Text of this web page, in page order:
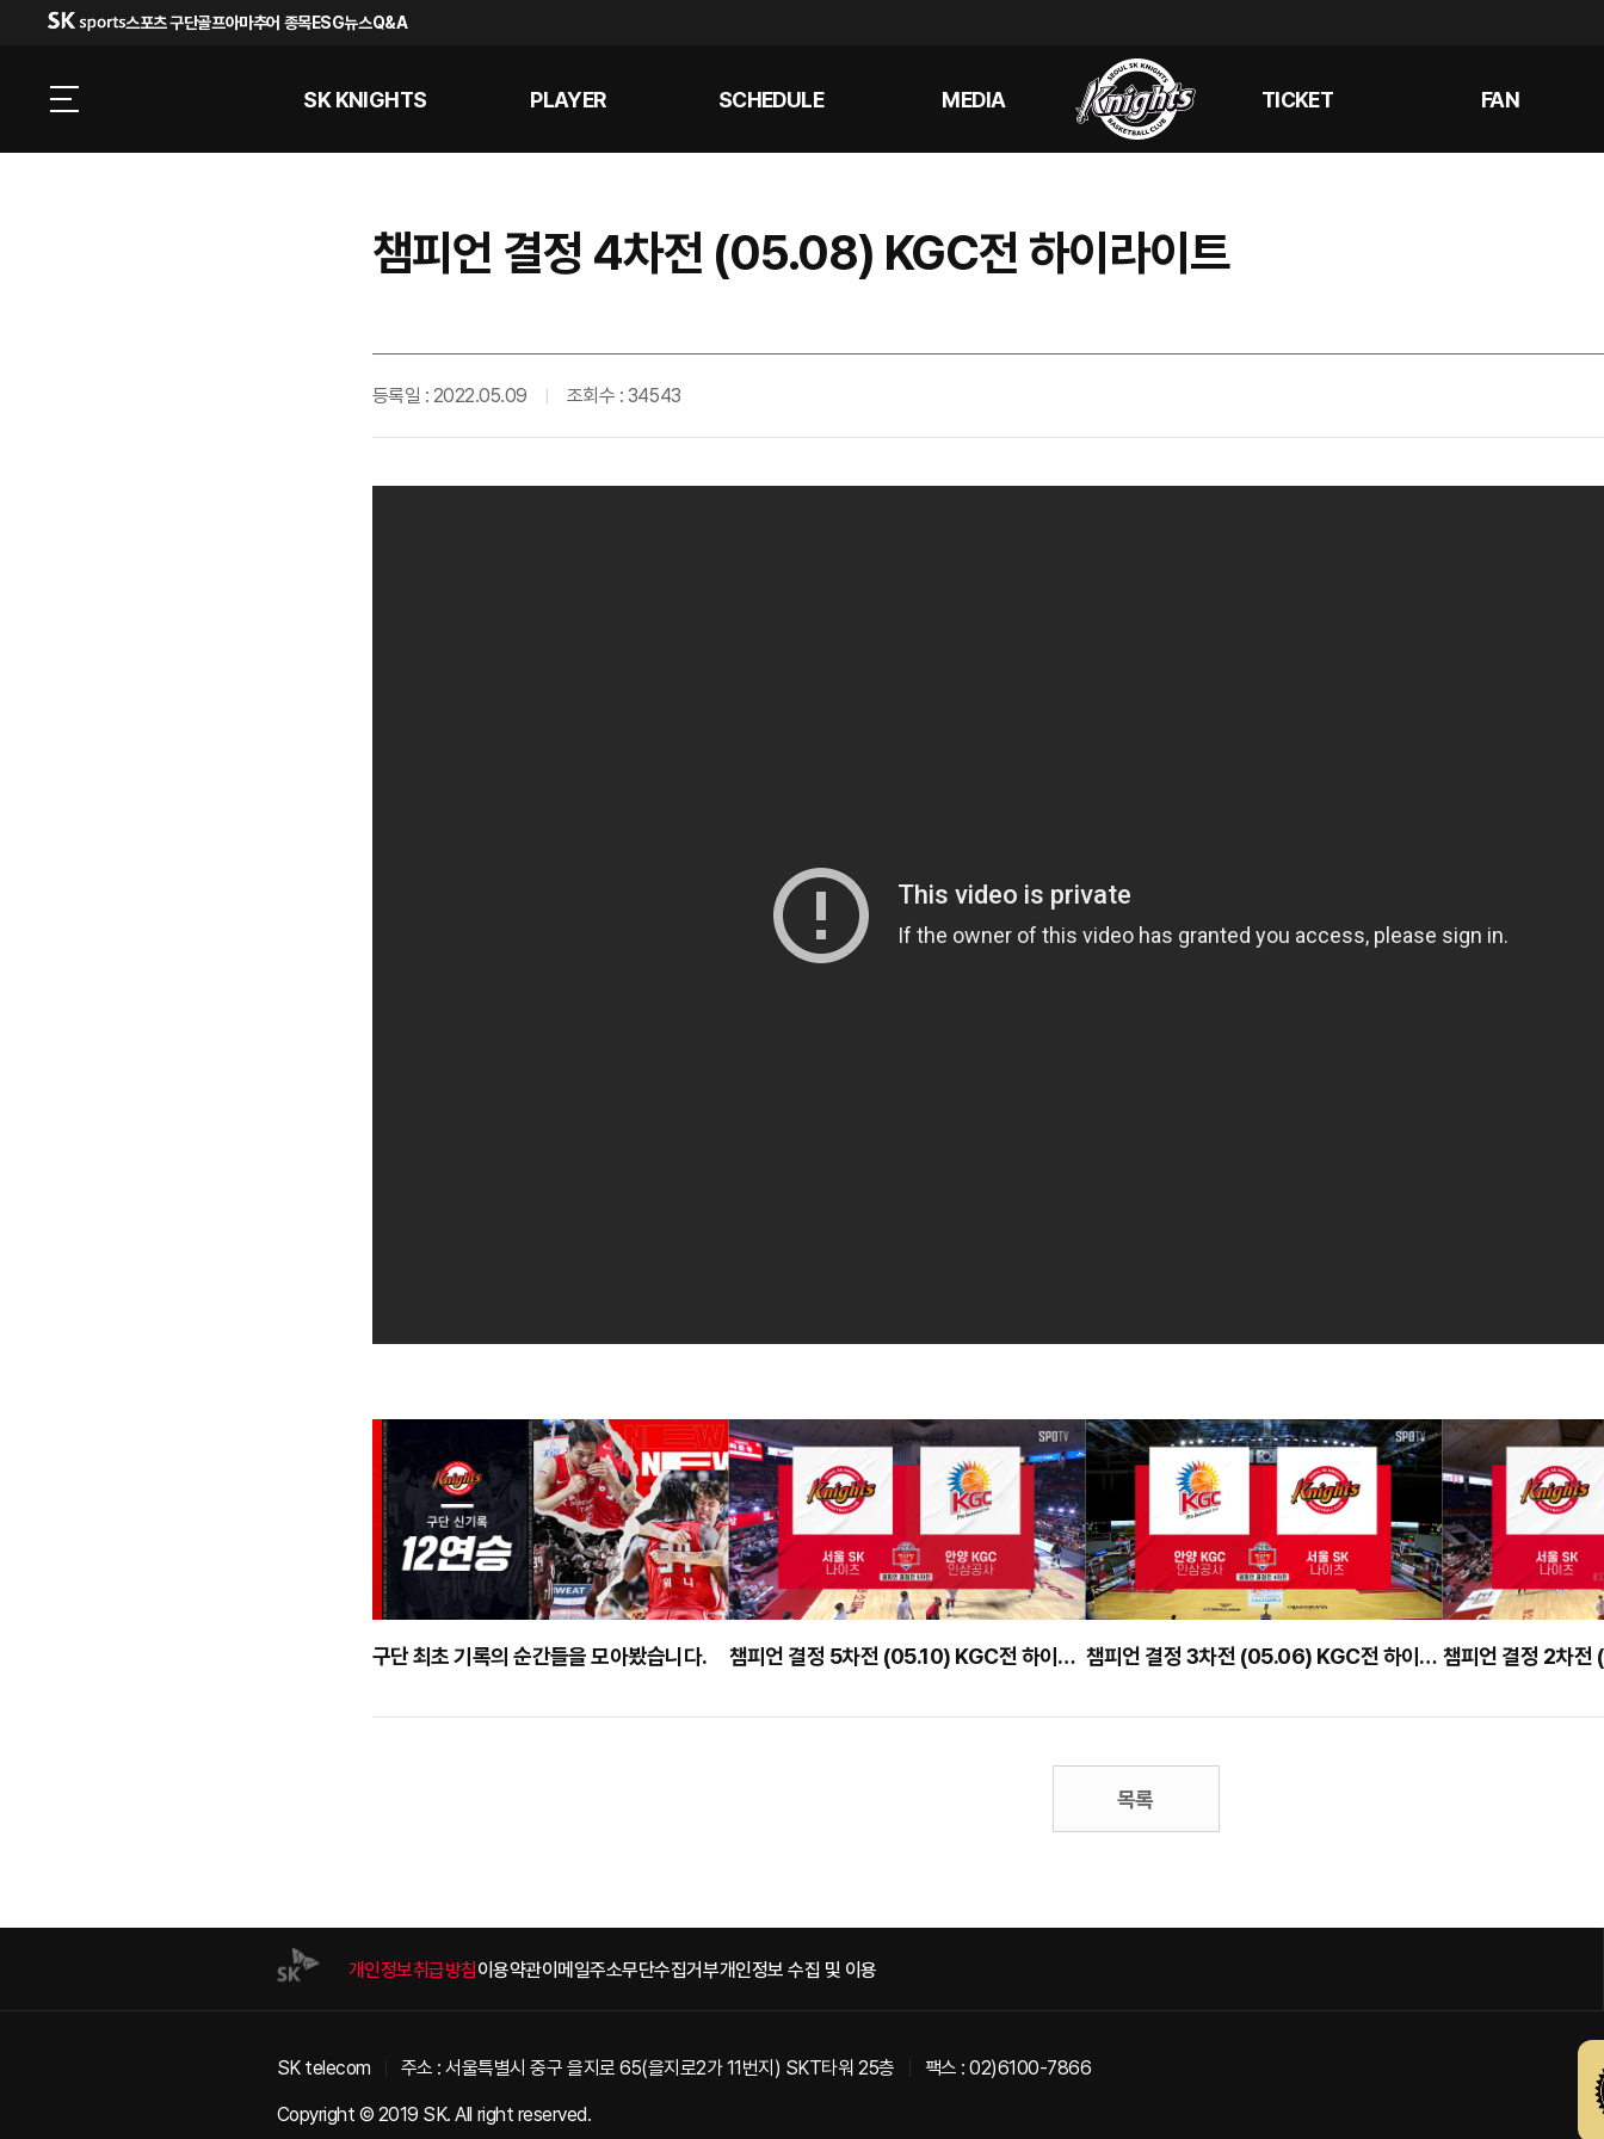
스포츠 구단골프아마추어 종목ESG뉴스Q&A
SK KNIGHTS PLAYER SCHEDULE MEDIA TICKET FAN
챔피언 결정 4차전 (05.08) KGC전 하이라이트
등록일 : 2022.05.09 조회수 : 34543
구단 최초 기록의 순간들을 모아봤습니다. 챔피언 결정 5차전 (05.10) KGC전 하이라이트 챔피언 결정 3차전 (05.06) KGC전 하이라이트
목록
개인정보취급방침이용약관이메일주소무단수집거부개인정보 수집 및 이용
SK telecom 주소 : 서울특별시 중구 을지로 65(을지로2가 11번지) SKT타워 25층 팩스 : 02)6100-7866
Copyright © 2019 SK. All right reserved.